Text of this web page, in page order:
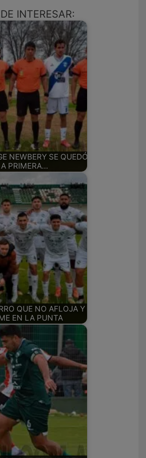
INTERESAR:
NEWBERY SE QUEDÓ
PRIMERA…
QUE NO AFLOJA Y
EN LA PUNTA